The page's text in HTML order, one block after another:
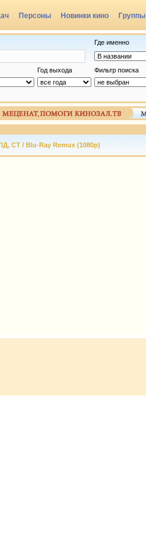
Персоны Новинки кино Группы
Где именно
Год выхода Фильтр поиска
СТ / Blu-Ray Remux (1080p)